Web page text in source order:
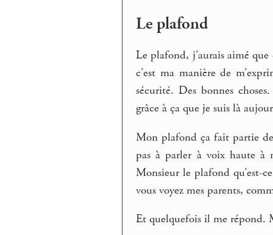
Le plafond
Le plafond, j’aurais aimé
c’est ma manière de
sécurité. Des bonnes
grâce à ça que je suis là
Mon plafond ça fait partie
pas à parler à voix haute
Monsieur le plafond qu’est-
vous voyez mes parents,
Et quelquefois il me répond.